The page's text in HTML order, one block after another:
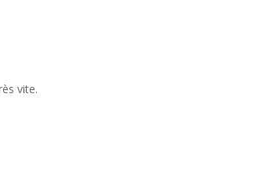
vite.